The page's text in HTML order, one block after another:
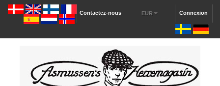
Connexion
EUR
Contactez-nous